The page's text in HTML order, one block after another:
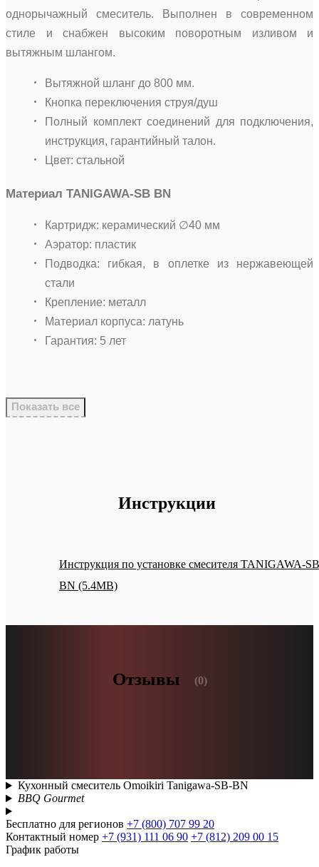
однорычажный смеситель. Выполнен в современном
стиле и снабжен высоким поворотным изливом и
вытяжным шлангом.
Вытяжной шланг до 800 мм.
Кнопка переключения струя/душ
Полный комплект соединений для подключения,
инструкция, гарантийный талон.
Цвет: стальной
Материал TANIGAWA-SB BN
Картридж: керамический ∅40 мм
Аэратор: пластик
Подводка: гибкая, в оплетке из нержавеющей
стали
Крепление: металл
Материал корпуса: латунь
Гарантия: 5 лет
Показать все
Инструкции
Инструкция по установке смесителя TANIGAWA-SB
BN (5.4MB)
Отзывы (0)
Кухонный смеситель Omoikiri Tanigawa-SB-BN
BBQ Gourmet
Бесплатно для регионов +7 (800) 707 99 20
Контактный номер +7 (931) 111 06 90 +7 (812) 209 00 15
График работы